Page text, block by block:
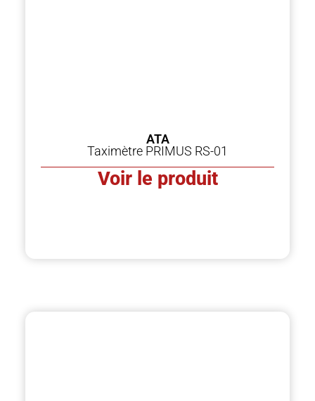
ATA
Taximètre PRIMUS RS-01
Voir le produit